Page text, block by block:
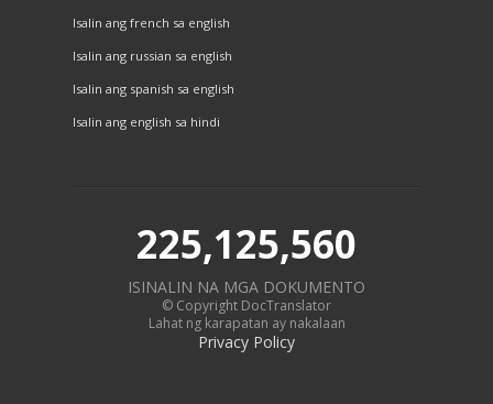
Isalin ang french sa english
Isalin ang russian sa english
Isalin ang spanish sa english
Isalin ang english sa hindi
225,125,560
ISINALIN NA MGA DOKUMENTO
© Copyright DocTranslator
Lahat ng karapatan ay nakalaan
Privacy Policy